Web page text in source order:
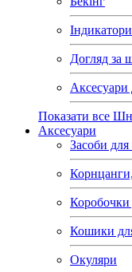
Індикатори
Догляд за
Аксесуари
Показати все
Аксесуари
Засоби для
Кошики
Окуляри